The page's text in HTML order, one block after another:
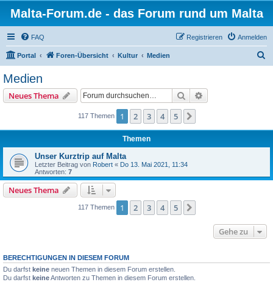
Malta-Forum.de - das Forum rund um Malta
FAQ Anmelden
Registrieren
Portal Foren-Übersicht Kultur Medien
Medien
Neues Thema Suche
117 Themen 1 2 3 4 5
Themen
Unser Kurztrip auf Malta
Letzter Beitrag von Robert « Do 13. Mai 2021, 11:34
Antworten: 7
Neues Thema
117 Themen 1 2 3 4 5
Gehe zu
BERECHTIGUNGEN IN DIESEM FORUM
Du darfst keine neuen Themen in diesem Forum erstellen.
Du darfst keineAntworten zu Themen in diesem Forum erstellen.